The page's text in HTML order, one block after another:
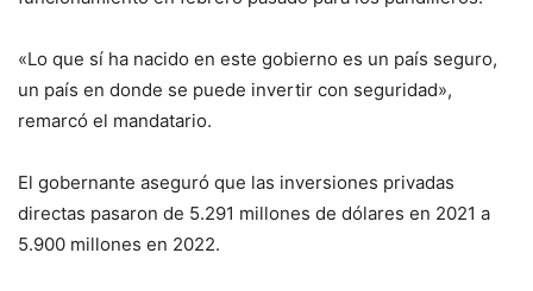
«Lo que sí ha nacido en este gobierno es un país seguro,
un país en donde se puede invertir con seguridad»,
remarcó el mandatario.
El gobernante aseguró que las inversiones privadas
directas pasaron de 5.291 millones de dólares en 2021 a
5.900 millones en 2022.